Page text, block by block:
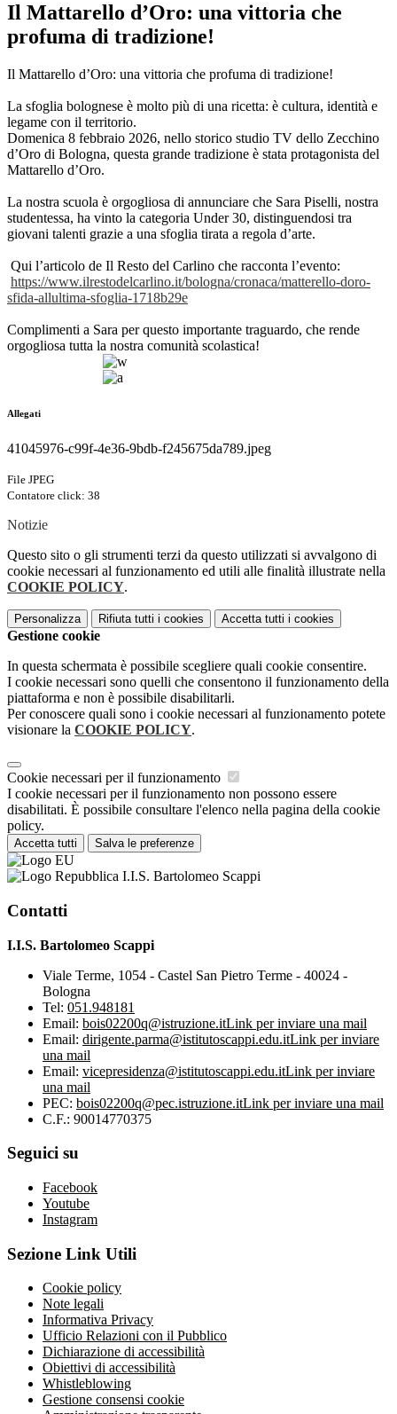
Il Mattarello d’Oro: una vittoria che
profuma di tradizione!
Il Mattarello d’Oro: una vittoria che profuma di tradizione!
La sfoglia bolognese è molto più di una ricetta: è cultura, identità e
legame con il territorio.
Domenica 8 febbraio 2026, nello storico studio TV dello Zecchino
d’Oro di Bologna, questa grande tradizione è stata protagonista del
Mattarello d’Oro.
La nostra scuola è orgogliosa di annunciare che Sara Piselli, nostra
studentessa, ha vinto la categoria Under 30, distinguendosi tra
giovani talenti grazie a una sfoglia tirata a regola d’arte.
Qui l’articolo de Il Resto del Carlino che racconta l’evento:
https://www.ilrestodelcarlino.it/bologna/cronaca/matterello-doro-
sfida-allultima-sfoglia-1718b29e
Complimenti a Sara per questo importante traguardo, che rende
orgogliosa tutta la nostra comunità scolastica!
Allegati
41045976-c99f-4e36-9bdb-f245675da789.jpeg
File JPEG
Contatore click: 38
Notizie
Questo sito o gli strumenti terzi da questo utilizzati si avvalgono di
cookie necessari al funzionamento ed utili alle finalità illustrate nella
COOKIE POLICY.
Personalizza Rifiuta tutti i cookies Accetta tutti i cookies
Gestione cookie
In questa schermata è possibile scegliere quali cookie consentire.
I cookie necessari sono quelli che consentono il funzionamento della
piattaforma e non è possibile disabilitarli.
Per conoscere quali sono i cookie necessari al funzionamento potete
visionare la COOKIE POLICY.
Cookie necessari per il funzionamento
I cookie necessari per il funzionamento non possono essere
disabilitati. È possibile consultare l'elenco nella pagina della cookie
policy.
Accetta tutti Salva le preferenze
I.I.S. Bartolomeo Scappi
Contatti
I.I.S. Bartolomeo Scappi
Viale Terme, 1054 - Castel San Pietro Terme - 40024 -
Bologna
Tel: 051.948181
Email: bois02200q@istruzione.itLink per inviare una mail
Email: dirigente.parma@istitutoscappi.edu.itLink per inviare
una mail
Email: vicepresidenza@istitutoscappi.edu.itLink per inviare
una mail
PEC: bois02200q@pec.istruzione.itLink per inviare una mail
C.F.: 90014770375
Seguici su
Facebook
Youtube
Instagram
Sezione Link Utili
Cookie policy
Note legali
Informativa Privacy
Ufficio Relazioni con il Pubblico
Dichiarazione di accessibilità
Obiettivi di accessibilità
Whistleblowing
Gestione consensi cookie